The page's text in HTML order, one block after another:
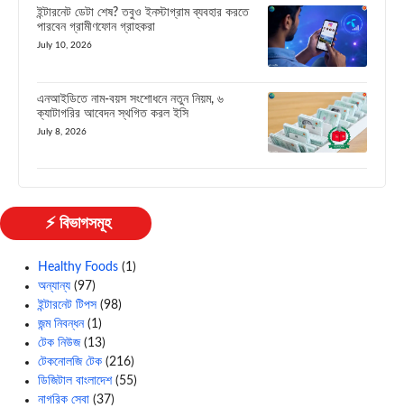
ইন্টারনেট ডেটা শেষ? তবুও ইনস্টাগ্রাম ব্যবহার করতে
পারবেন গ্রামীণফোন গ্রাহকরা
July 10, 2026
এনআইডিতে নাম-বয়স সংশোধনে নতুন নিয়ম, ৬
ক্যাটাগরির আবেদন স্থগিত করল ইসি
July 8, 2026
⚡ বিভাগসমূহ
Healthy Foods (1)
অন্যান্য (97)
ইন্টারনেট টিপস (98)
জন্ম নিবন্ধন(1)
টেক নিউজ(13)
টেকনোলজি টেক (216)
ডিজিটাল বাংলাদেশ(55)
নাগরিক সেবা (37)